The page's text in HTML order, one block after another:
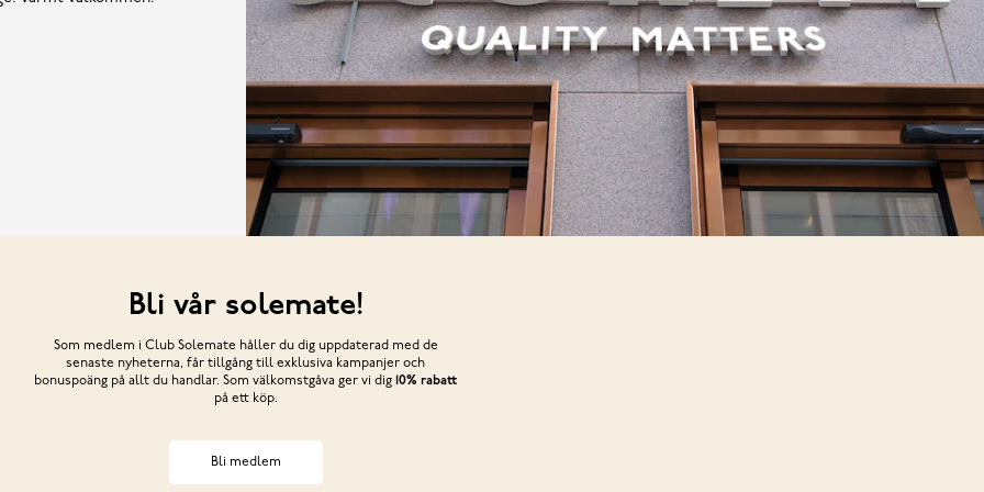
Bli vår solemate!
Som medlem i Club Solemate håller du dig uppdaterad med de
senaste nyheterna, får tillgång till exklusiva kampanjer och
bonuspoäng på allt du handlar. Som välkomstgåva ger vi dig 10% rabatt
på ett köp.
Bli medlem